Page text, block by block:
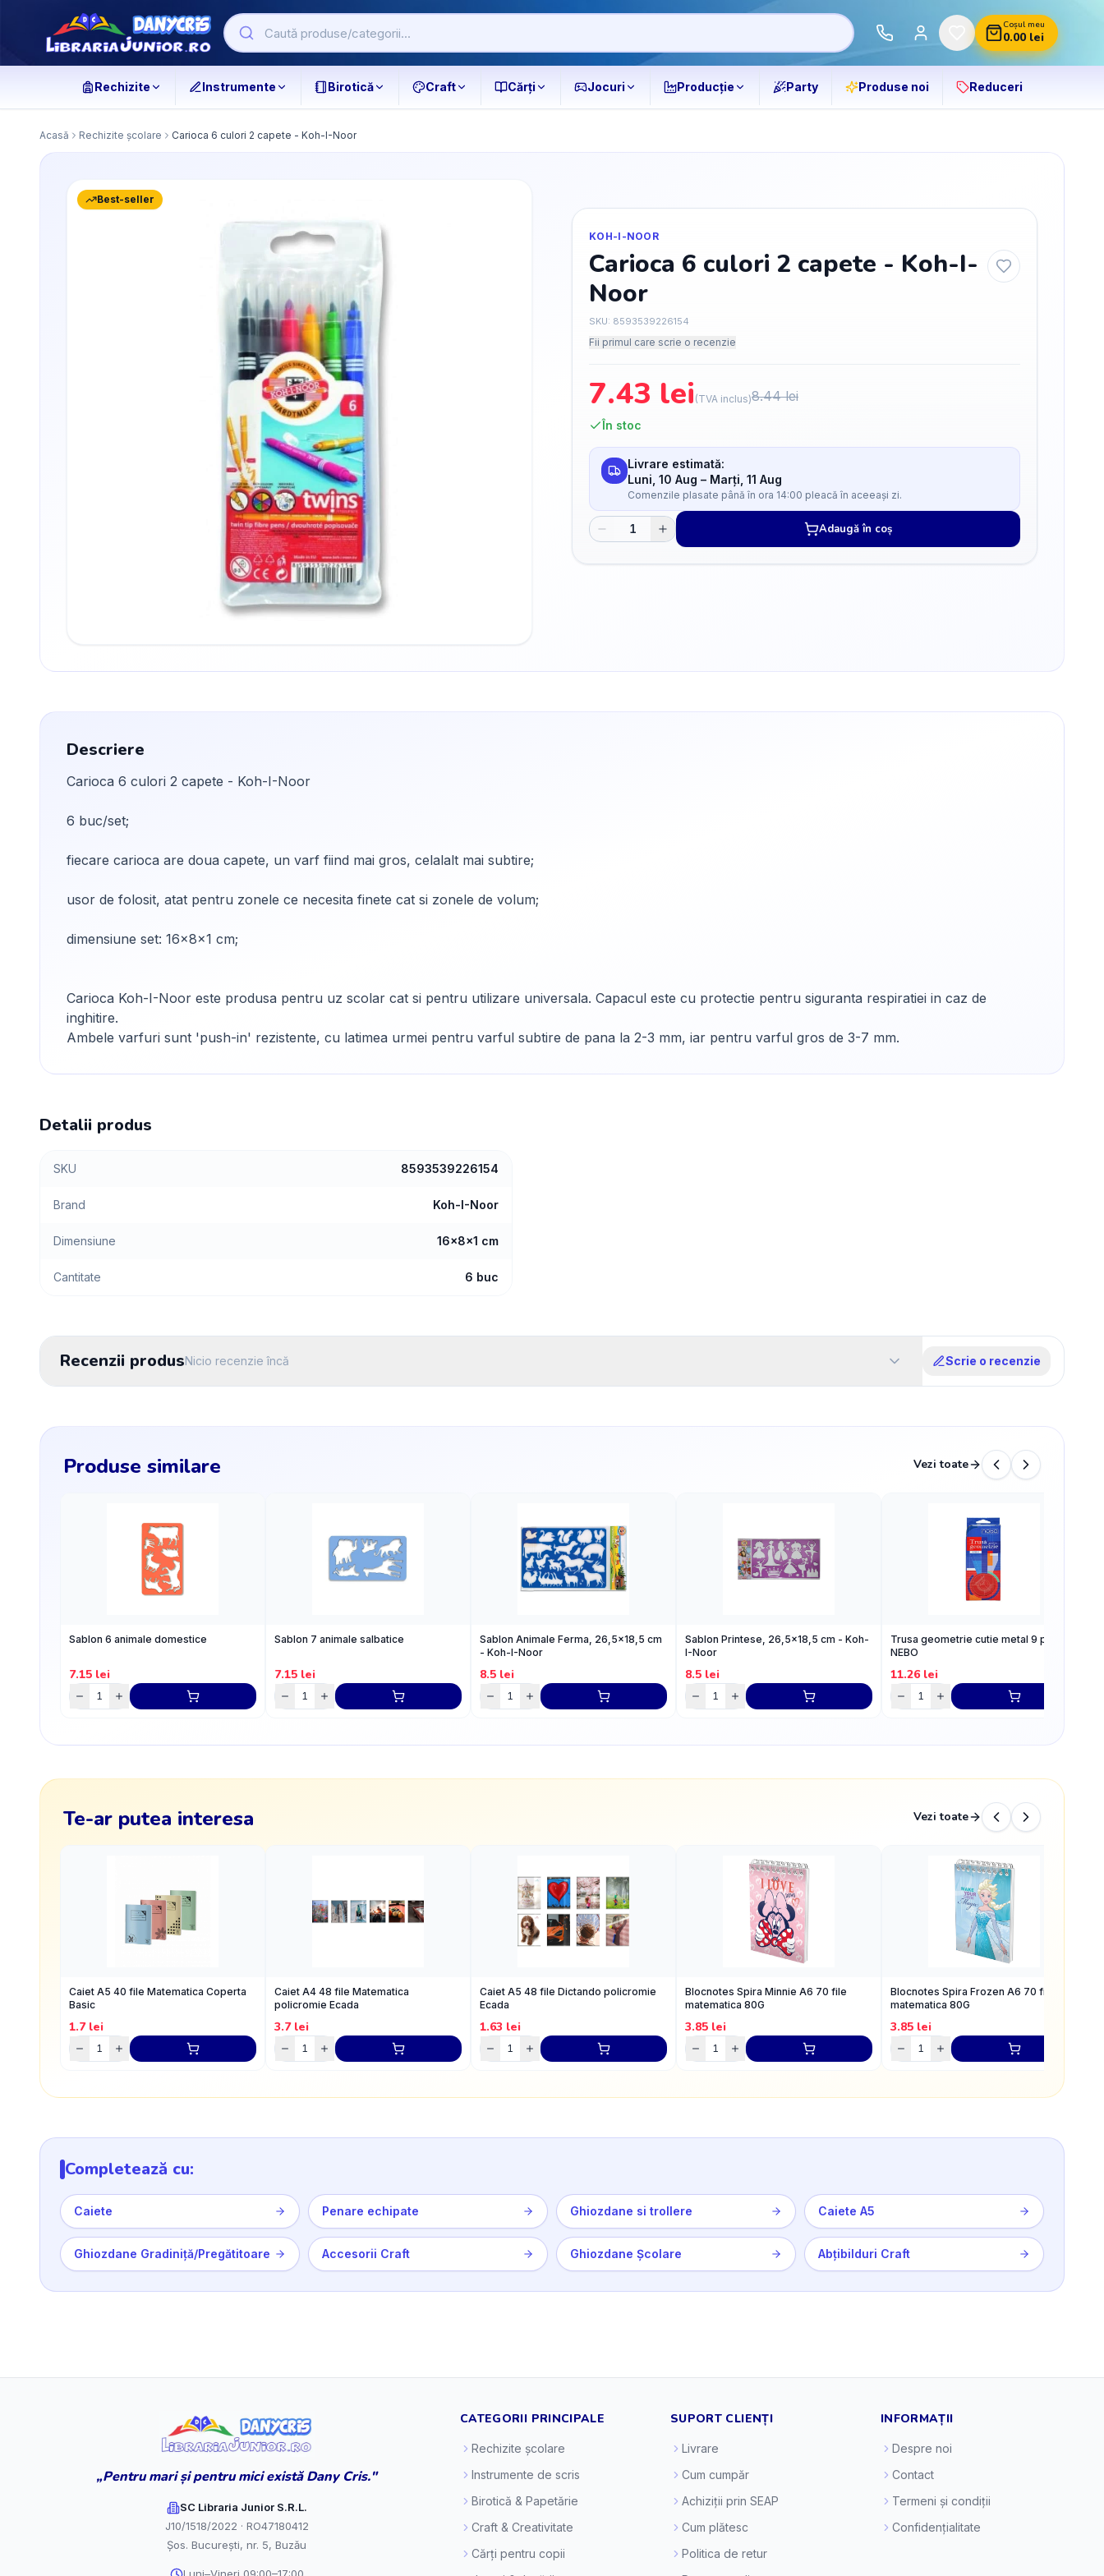
Coșul meu
0.00lei
Rechizite Instrumente Birotică Craft Cărți Jocuri Producție Party Produse noi Reduceri
Acasă Rechizite școlare Carioca 6 culori 2 capete - Koh-I-Noor
Best-seller
KOH-I-NOOR
Carioca 6 culori 2 capete - Koh-I-
Noor
SKU: 8593539226154
Fii primul care scrie o recenzie
7.43 lei (TVA inclus)8.44lei
În stoc
Livrare estimată:
Luni, 10 Aug – Marți, 11 Aug
Comenzile plasate până în ora 14:00 pleacă în aceeași zi.
Adaugă în coș
Descriere
Carioca 6 culori 2 capete - Koh-I-Noor
6 buc/set;
fiecare carioca are doua capete, un varf fiind mai gros, celalalt mai subtire;
usor de folosit, atat pentru zonele ce necesita finete cat si zonele de volum;
dimensiune set: 16x8x1 cm;
Carioca Koh-I-Noor este produsa pentru uz scolar cat si pentru utilizare universala. Capacul este cu protectie pentru siguranta respiratiei in caz de
inghitire.
Ambele varfuri sunt 'push-in' rezistente, cu latimea urmei pentru varful subtire de pana la 2-3 mm, iar pentru varful gros de 3-7 mm.
Detalii produs
SKU 8593539226154
Brand Koh-I-Noor
Dimensiune 16x8x1 cm
Cantitate 6 buc
Recenzii produsNicio recenzie încă Scrie o recenzie
Produse similare Vezi toate
Sablon 6 animale domestice
7.15 lei
Sablon 7 animale salbatice
7.15 lei
Sablon Animale Ferma, 26,5x18,5 cm
- Koh-I-Noor
8.5 lei
Sablon Printese, 26,5x18,5 cm - Koh-
I-Noor
8.5 lei
Trusa geometrie cutie metal 9 piese -
NEBO
11.26lei
Te-ar putea interesa Vezi toate
Caiet A5 40 file Matematica Coperta
Basic
1.7lei
Caiet A4 48 file Matematica
policromie Ecada
3.7lei
Caiet A5 48 file Dictando policromie
Ecada
1.63 lei
Blocnotes Spira Minnie A6 70 file
matematica 80G
3.85 lei
Blocnotes Spira Frozen A6 70 file
matematica 80G
3.85 lei
Completează cu:
Caiete Penare echipate Ghiozdane si trollere Caiete A5
Ghiozdane Gradiniță/Pregătitoare Accesorii Craft Ghiozdane Școlare Abțibilduri Craft
„Pentru mari și pentru mici există Dany Cris."
SC Libraria Junior S.R.L.
J10/1518/2022 · RO47180412
Șos. București, nr. 5, Buzău
CATEGORII PRINCIPALE
Rechizite școlare
Instrumente de scris
Birotică & Papetărie
Craft & Creativitate
Cărți pentru copii
SUPORT CLIENȚI
Livrare
Cum cumpăr
Achiziții prin SEAP
Cum plătesc
Politica de retur
INFORMAȚII
Despre noi
Contact
Termeni și condiții
Confidențialitate